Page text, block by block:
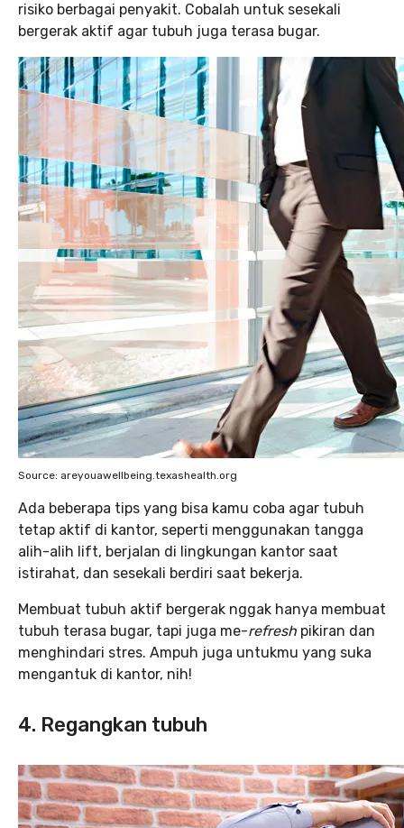
risiko berbagai penyakit. Cobalah untuk sesekali
bergerak aktif agar tubuh juga terasa bugar.
Source: areyouawellbeing.texashealth.org
Ada beberapa tips yang bisa kamu coba agar tubuh
tetap aktif di kantor, seperti menggunakan tangga
alih-alih lift, berjalan di lingkungan kantor saat
istirahat, dan sesekali berdiri saat bekerja.
Membuat tubuh aktif bergerak nggak hanya membuat
tubuh terasa bugar, tapi juga me-refresh pikiran dan
menghindari stres. Ampuh juga untukmu yang suka
mengantuk di kantor, nih!
4. Regangkan tubuh